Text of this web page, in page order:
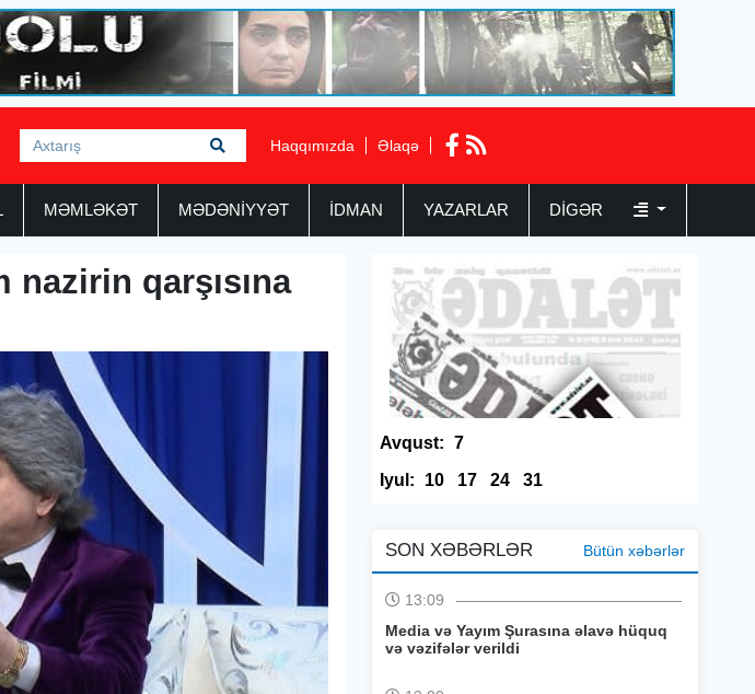
Haqqımızda Əlaqə
MƏMLƏKƏT MƏDƏNİYYƏT İDMAN YAZARLAR DIGƏR
nazirin qarşısına
Avqust: 7
Iyul:
10 17 24 31
SON XƏBƏRLƏR Bütün xəbərlər
13:09
Media və Yayım Şurasına əlavə hüquq
və vəzifələr verildi